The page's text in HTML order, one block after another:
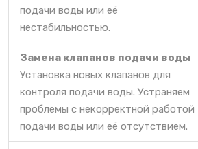
подачи воды или её
нестабильностью.
Замена клапанов подачи воды
Установка новых клапанов для
контроля подачи воды. Устраняем
проблемы с некорректной работой
подачи воды или её отсутствием.